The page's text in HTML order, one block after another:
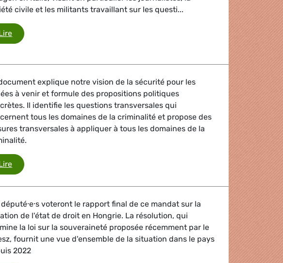
civile et les militants travaillant sur les questi...
Logiciel espion Paragon
explique notre vision de la sécurité pour les
à venir et formule des propositions politiques
Il identifie les questions transversales qui
tous les domaines de la criminalité et propose des
transversales à appliquer à tous les domaines de la
Propositions des Verts/ALE en faveur d’une approche des politiques de
député⸱e⸱s voteront le rapport final de ce mandat sur la
de l'état de droit en Hongrie. La résolution, qui
la loi sur la souveraineté proposée récemment par le
fournit une vue d'ensemble de la situation dans le pays
2022